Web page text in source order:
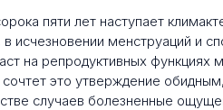
пяти лет наступает
исчезновении менструаций и
на репродуктивных функциях
это утверждение
случаев болезненные